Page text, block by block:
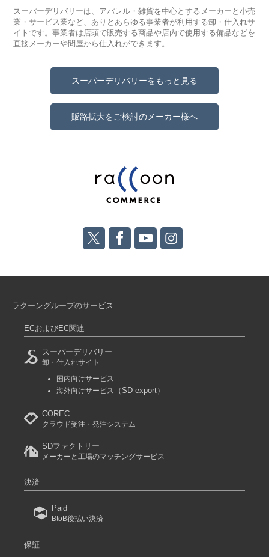
スーパーデリバリーは、アパレル・雑貨を中心とするメーカーと小売
業・サービス業など、ありとあらゆる事業者が利用する卸・仕入れサ
イトです。事業者は店頭で販売する商品や店内で使用する備品などを
直接メーカーや問屋から仕入れができます。
スーパーデリバリーをもっと見る
販路拡大をご検討のメーカー様へ
ラクーングループのサービス
ECおよびEC関連
スーパーデリバリー
卸・仕入れサイト
国内向けサービス
海外向けサービス
（SD export）
COREC
クラウド受注・発注システム
SDファクトリー
メーカーと工場のマッチングサービス
決済
Paid
BtoB後払い決済
保証